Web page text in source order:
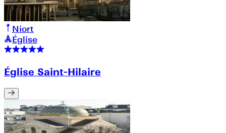
Niort
Église
Église Saint-Hilaire